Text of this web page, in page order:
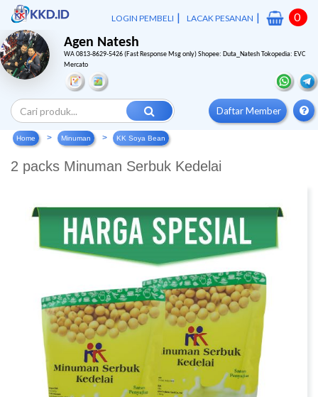
LOGIN PEMBELI | LACAK PESANAN | 0
Agen Natesh
WA 0813-8629-5426 (Fast Response Msg only) Shopee: Duta_Natesh Tokopedia: EVC
Mercato
Daftar Member
Home Minuman KK Soya Bean
2 packs Minuman Serbuk Kedelai